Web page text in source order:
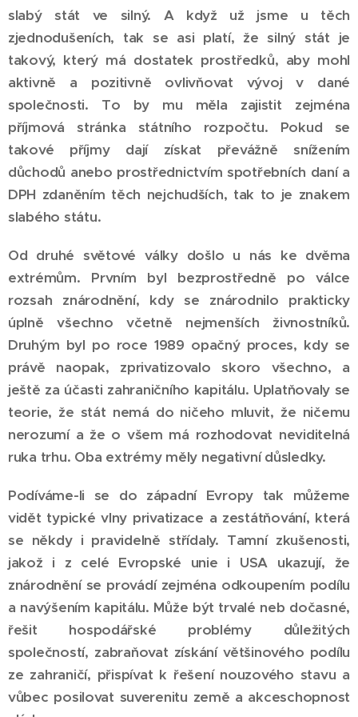
slabý stát ve silný. A když už jsme u těch
zjednodušeních, tak se asi platí, že silný stát je
takový, který má dostatek prostředků, aby mohl
aktivně a pozitivně ovlivňovat vývoj v dané
společnosti. To by mu měla zajistit zejména
příjmová stránka státního rozpočtu. Pokud se
takové příjmy dají získat převážně snížením
důchodů anebo prostřednictvím spotřebních daní a
DPH zdaněním těch nejchudších, tak to je znakem
slabého státu.
Od druhé světové války došlo u nás ke dvěma
extrémům. Prvním byl bezprostředně po válce
rozsah znárodnění, kdy se znárodnilo prakticky
úplně všechno včetně nejmenších živnostníků.
Druhým byl po roce 1989 opačný proces, kdy se
právě naopak, zprivatizovalo skoro všechno, a
ještě za účasti zahraničního kapitálu. Uplatňovaly se
teorie, že stát nemá do ničeho mluvit, že ničemu
nerozumí a že o všem má rozhodovat neviditelná
ruka trhu. Oba extrémy měly negativní důsledky.
Podíváme-li se do západní Evropy tak můžeme
vidět typické vlny privatizace a zestátňování, která
se někdy i pravidelně střídaly. Tamní zkušenosti,
jakož i z celé Evropské unie i USA ukazují, že
znárodnění se provádí zejména odkoupením podílu
a navýšením kapitálu. Může být trvalé neb dočasné,
řešit hospodářské problémy důležitých
společností, zabraňovat získání většinového podílu
ze zahraničí, přispívat k řešení nouzového stavu a
vůbec posilovat suverenitu země a akceschopnost